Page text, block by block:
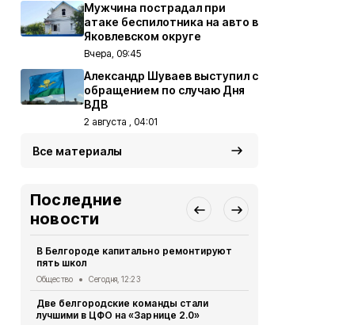
Мужчина пострадал при
атаке беспилотника на авто в
Яковлевском округе
Вчера, 09:45
Александр Шуваев выступил с
обращением по случаю Дня
ВДВ
2 августа , 04:01
Все материалы
Последние
новости
В Белгороде капитально ремонтируют
пять школ
Общество Сегодня, 12:23
Две белгородские команды стали
лучшими в ЦФО на «Зарнице 2.0»